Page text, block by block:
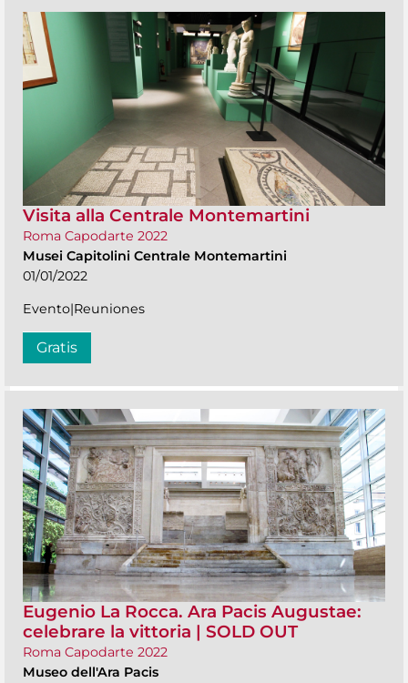
Visita alla Centrale Montemartini
Roma Capodarte 2022
Musei Capitolini Centrale Montemartini
01/01/2022
Evento|Reuniones
Gratis
Eugenio La Rocca. Ara Pacis Augustae:
celebrare la vittoria | SOLD OUT
Roma Capodarte 2022
Museo dell'Ara Pacis